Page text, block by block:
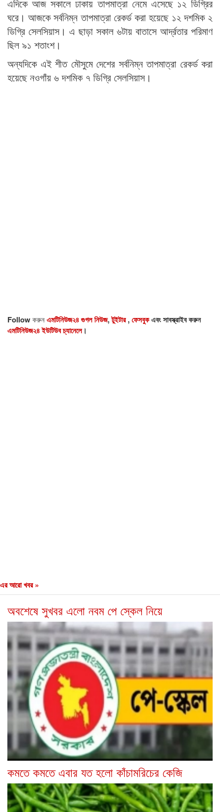
এদিকে আজ সকালে ঢাকায় তাপমাত্রা নেমে এসেছে ১২ ডিগ্রির
ঘরে। আজকে সর্বনিম্ন তাপমাত্রা রেকর্ড করা হয়েছে ১২ দশমিক ২
ডিগ্রি সেলসিয়াস। এ ছাড়া সকাল ৬টায় বাতাসে আর্দ্রতার পরিমাণ
ছিল ৯১ শতাংশ।
অন্যদিকে এই শীত মৌসুমে দেশের সর্বনিম্ন তাপমাত্রা রেকর্ড করা
হয়েছে নওগাঁয় ৬ দশমিক ৭ ডিগ্রি সেলসিয়াস।
Followকরুনএমটিনিউজ২৪ গুগল নিউজ,টুইটার,ফেসবুকএবং সাবস্ক্রাইব করুন
এমটিনিউজ২৪ ইউটিউব চ্যানেলে।
এর আরো খবর »
অবশেষে সুখবর এলো নবম পে স্কেল নিয়ে
কমতে কমতে এবার যত হলো কাঁচামরিচের কেজি